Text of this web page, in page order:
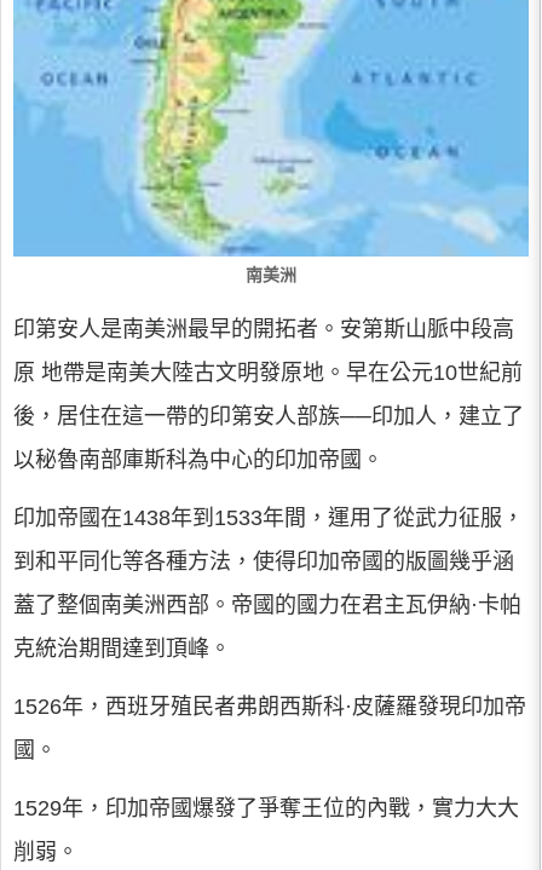
南美洲
印第安人是南美洲最早的開拓者。安第斯山脈中段高
原 地帶是南美大陸古文明發原地。早在公元10世紀前
後，居住在這一帶的印第安人部族──印加人，建立了
以秘魯南部庫斯科為中心的印加帝國。
印加帝國在1438年到1533年間，運用了從武力征服，
到和平同化等各種方法，使得印加帝國的版圖幾乎涵
蓋了整個南美洲西部。帝國的國力在君主瓦伊納·卡帕
克統治期間達到頂峰。
1526年，西班牙殖民者弗朗西斯科·皮薩羅發現印加帝
國。
1529年，印加帝國爆發了爭奪王位的內戰，實力大大
削弱。